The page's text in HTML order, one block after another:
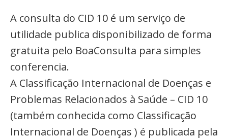
A consulta do CID 10 é um serviço de
utilidade publica disponibilizado de forma
gratuita pelo BoaConsulta para simples
conferencia.
A Classificação Internacional de Doenças e
Problemas Relacionados à Saúde – CID 10
(também conhecida como Classificação
Internacional de Doenças ) é publicada pela